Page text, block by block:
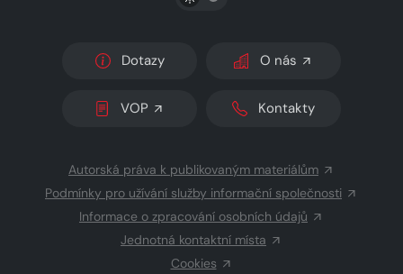
Dotazy O nás
VOP Kontakty
Autorská práva k publikovaným materiálům
Podmínky pro užívání služby informační společnosti
Informace o zpracování osobních údajů
Jednotná kontaktní místa
Cookies